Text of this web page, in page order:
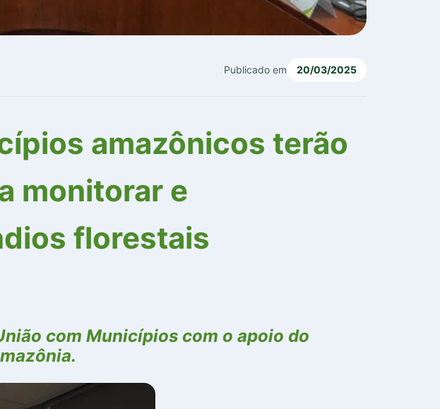
Publicado em 20/03/2025
amazônicos terão
monitorar e
florestais
com Municípios com o apoio do